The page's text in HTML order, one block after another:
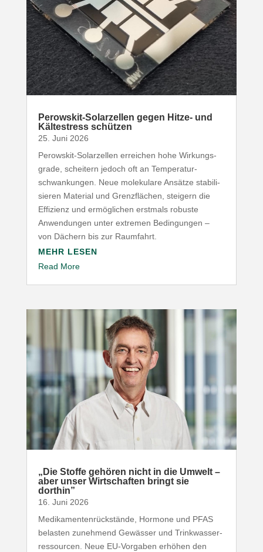
Perowskit-​Solarzellen gegen Hitze- und
Kälte­stress schützen
25. Juni 2026
Perowskit-​Solarzellen erreichen hohe Wirkungs­
grade, scheitern jedoch oft an Tempe­ra­tur­
schwan­kungen. Neue mole­kulare Ansätze stabi­li­
sieren Material und Grenz­flächen, steigern die
Effizienz und ermög­lichen erstmals robuste
Anwen­dungen unter extremen Bedin­gungen –
von Dächern bis zur Raumfahrt.
MEHR LESEN
Read More
„ Die Stoffe gehören nicht in die Umwelt –
aber unser Wirt­schaften bringt sie
dorthin”
16. Juni 2026
Medi­ka­men­ten­rück­stände, Hormone und PFAS
belasten zunehmend Gewässer und Trink­was­ser­
res­sourcen. Neue EU-​Vorgaben erhöhen den